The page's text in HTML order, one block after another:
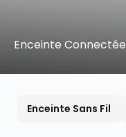
Enceinte Connectée
Enceinte Sans Fil